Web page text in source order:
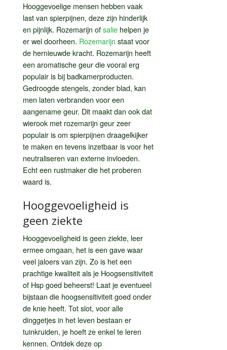
Hooggevoelige mensen hebben vaak
last van spierpijnen, deze zijn hinderlijk
en pijnlijk. Rozemarijn ofsalie helpen je
er wel doorheen. Rozemarijn staat voor
de hernieuwde kracht. Rozemarijn heeft
een aromatische geur die vooral erg
populair is bij badkamerproducten.
Gedroogde stengels, zonder blad, kan
men laten verbranden voor een
aangename geur. Dit maakt dan ook dat
wierook met rozemarijn geur zeer
populair is om spierpijnen draagelkijker
te maken en tevens inzetbaar is voor het
neutraliseren van externe invloeden.
Echt een rustmaker die het proberen
waard is.
Hooggevoeligheid is
geen ziekte
Hooggevoeligheid is geen ziekte, leer
ermee omgaan, het is een gave waar
veel jaloers van zijn. Zo is het een
prachtige kwaliteit als je Hoogsensitiviteit
of Hsp goed beheerst! Laat je eventueel
bijstaan die hoogsensitiviteit goed onder
de knie heeft. Tot slot, voor alle
dinggetjes in het leven bestaan er
tuinkruiden, je hoeft ze enkel te leren
kennen. Ontdek deze op